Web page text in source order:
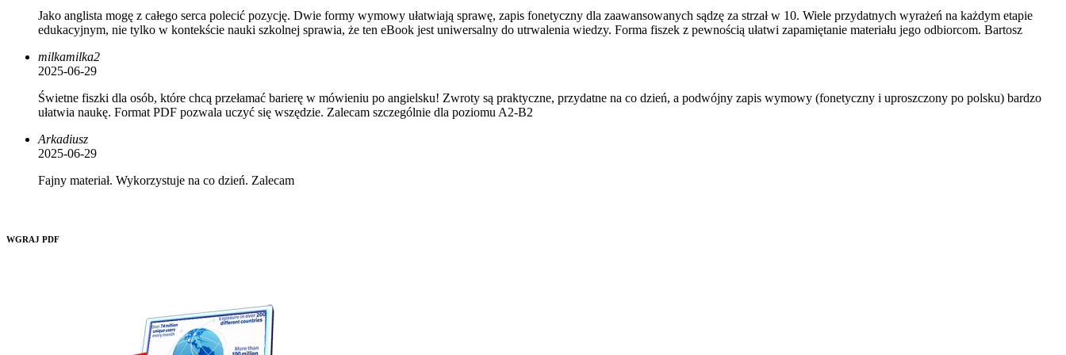
Jako anglista mogę z całego serca polecić pozycję. Dwie formy wymowy ułatwiają sprawę, zapis fonetyczny dla zaawansowanych sądzę za strzał w 10. Wiele przydatnych wyrażeń na każdym etapie
edukacyjnym, nie tylko w kontekście nauki szkolnej sprawia, że ten eBook jest uniwersalny do utrwalenia wiedzy. Forma fiszek z pewnością ułatwi zapamiętanie materiału jego odbiorcom. Bartosz
milkamilka2
2025-06-29
Świetne fiszki dla osób, które chcą przełamać barierę w mówieniu po angielsku! Zwroty są praktyczne, przydatne na co dzień, a podwójny zapis wymowy (fonetyczny i uproszczony po polsku) bardzo
ułatwia naukę. Format PDF pozwala uczyć się wszędzie. Zalecam szczególnie dla poziomu A2-B2
Arkadiusz
2025-06-29
Fajny materiał. Wykorzystuje na co dzień. Zalecam
WGRAJ PDF